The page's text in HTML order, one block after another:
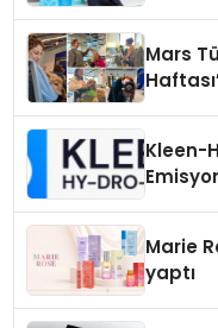
Mars
Kleen-
Marie
yaptı